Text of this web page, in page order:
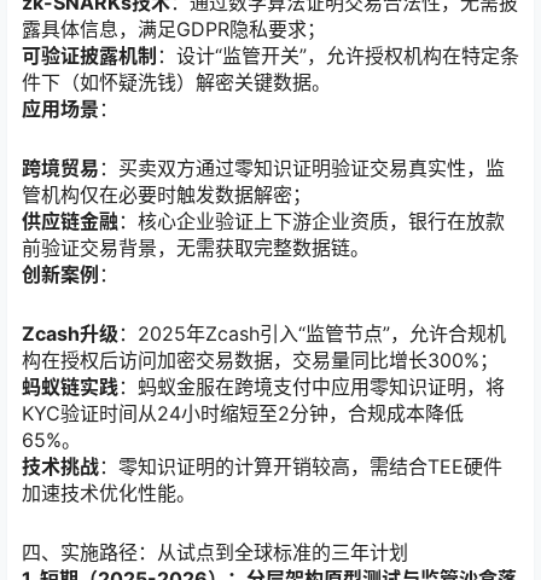
露具体信息，满足GDPR隐私要求；
可验证披露机制 ：设计“监管开关”，允许授权机构在特定条
件下（如怀疑洗钱）解密关键数据。
应用场景 ：
跨境贸易 ：买卖双方通过零知识证明验证交易真实性，监
管机构仅在必要时触发数据解密；
供应链金融 ：核心企业验证上下游企业资质，银行在放款
前验证交易背景，无需获取完整数据链。
创新案例 ：
Zcash升级 ：2025年Zcash引入“监管节点”，允许合规机
构在授权后访问加密交易数据，交易量同比增长300%；
蚂蚁链实践：蚂蚁金服在跨境支付中应用零知识证明，将
KYC验证时间从24小时缩短至2分钟，合规成本降低
65%。
技术挑战：零知识证明的计算开销较高，需结合TEE硬件
加速技术优化性能。
四、实施路径：从试点到全球标准的三年计划